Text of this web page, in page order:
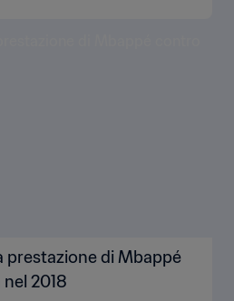
prestazione di Mbappé
2018